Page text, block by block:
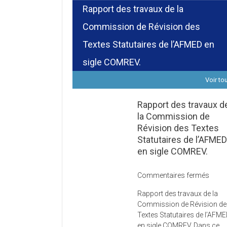
Rapport des travaux de la
Commission de Révision des
Textes Statutaires de l’AFMED en
sigle COMREV.
Voir
Rapport des travaux
la Commission de
Révision des Textes
Statutaires de l’AFMED
en sigle COMREV.
Commentaires fermés
des
de
Rapport des travaux de la
Commission de Révision
Textes Statutaires de
en sigle COMREV. Dans ce